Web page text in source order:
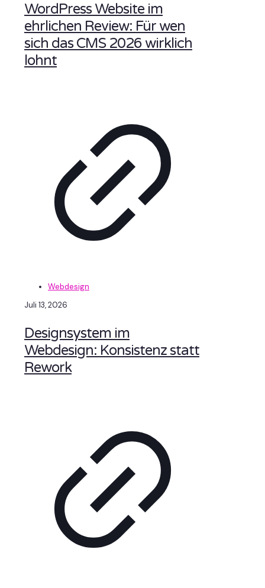
WordPress Website im
ehrlichen Review: Für wen
sich das CMS 2026 wirklich
lohnt
Webdesign
Juli 13, 2026
Designsystem im
Webdesign: Konsistenz statt
Rework